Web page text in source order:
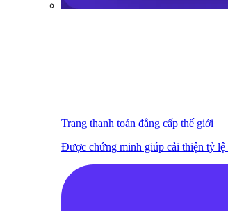
Trang thanh toán đẳng cấp thế giới
Được chứng minh giúp cải thiện tỷ lệ